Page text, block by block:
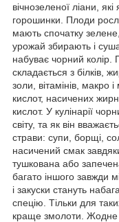
вічнозеленої ліани,
горошинки. Плоди
мають спочатку
урожай збирають і
набуває чорний колір.
складається з білків,
золи, вітамінів, макро
кислот, насичених
кислот. У кулінарії
світу, та як він
страви: супи, борщі,
насичений смак
тушкована або
багато іншого завжди
і закуски стануть
спецію. Тільки для
краще змолоти. Жодне